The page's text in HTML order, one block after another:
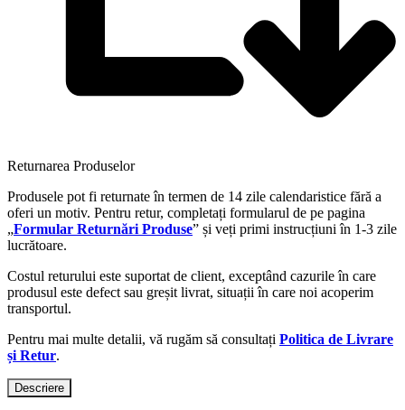
Returnarea Produselor
Produsele pot fi returnate în termen de 14 zile calendaristice fără a
oferi un motiv. Pentru retur, completați formularul de pe pagina
„Formular Returnări Produse” și veți primi instrucțiuni în 1-3 zile
lucrătoare.
Costul returului este suportat de client, exceptând cazurile în care
produsul este defect sau greșit livrat, situații în care noi acoperim
transportul.
Pentru mai multe detalii, vă rugăm să consultați Politica de Livrare
și Retur.
Descriere